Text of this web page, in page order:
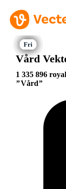
Vård
1 335 896
Vård